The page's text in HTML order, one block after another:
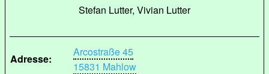
Stefan Lutter, Vivian Lutter
Adresse:
Arcostraße 45
15831 Mahlow